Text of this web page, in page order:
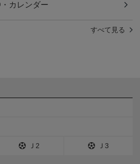
カレンダー
すべて見る
Ｊ2 Ｊ3